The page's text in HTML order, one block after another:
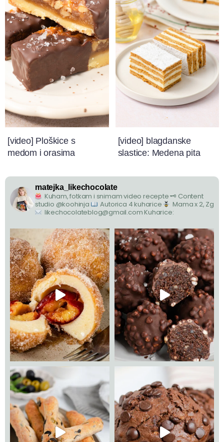
[video] Ploškice s
medom i orasima
[video] blagdanske
slastice: Medena pita
matejka_likechocolate
Kuham, fotkam i snimam video recepte🗝 Content
studio @koohinja
Autorica 4 kuharice
Mama x 2, Zg
likechocolateblog@gmail.com Kuharice: